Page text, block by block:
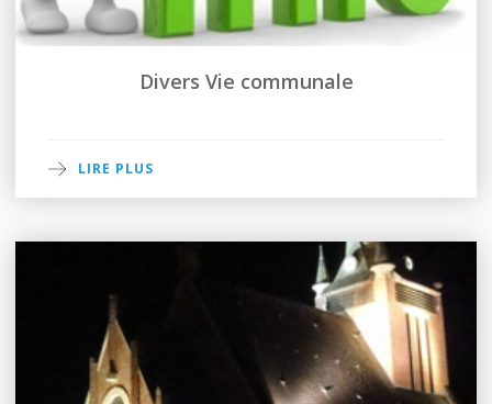
Divers Vie communale
LIRE PLUS